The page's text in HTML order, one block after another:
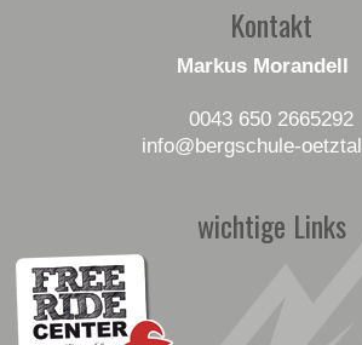
Kontakt
Markus Morandell
0043 650 2665292
info@bergschule-oetztal
wichtige Links